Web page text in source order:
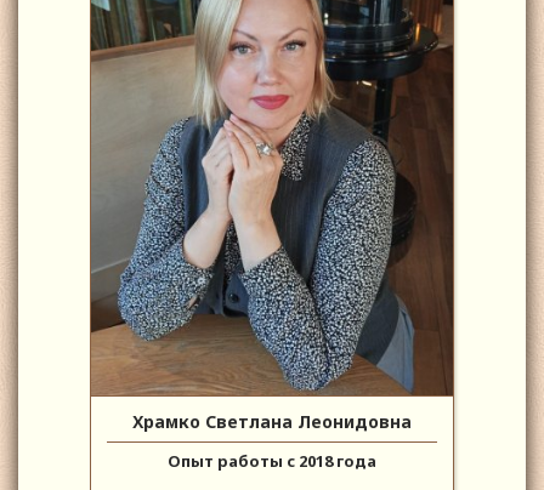
Храмко Светлана Леонидовна
Опыт работы с 2018 года